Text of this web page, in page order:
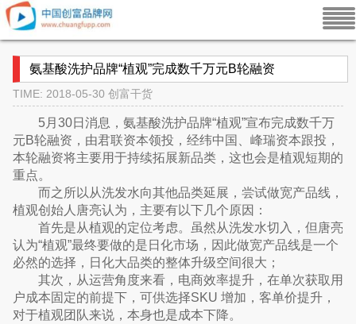
氨基酸洗护品牌“植观”完成数千万元B轮融资
TIME: 2018-05-30 创富干货
5月30日消息，氨基酸洗护品牌“植观”宣布完成数千万
元B轮融资，由君联资本领投，经纬中国、峰瑞资本跟投，
本轮融资将主要用于持续拓展新品类，这也会是植观短期的
重点。
而之所以从洗发水向其他品类延展，尝试做宽产品线，
植观创始人唐亮认为，主要有以下几个原因：
首先是从植观的定位考虑。虽然从洗发水切入，但唐亮
认为“植观”最终要做的是日化市场，因此做宽产品线是一个
必然的选择，日化大品类的整体升级空间很大；
其次，从运营角度来看，电商效率提升，在单次获取用
户成本固定的前提下，可供选择SKU 增加，客单价提升，
对于植观团队来说，本身也是成本下降。